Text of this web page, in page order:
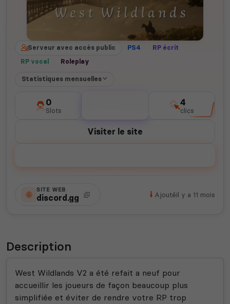
Serveur avec accès public PS4
RP écrit
RP vocal
Roleplay
Statistiques mensuelles
0
Slots
4
clics
Visiter le site
SITE WEB
discord.gg Ajoutéil y a 11 mois
Description
West Wildlands V2 a été refait a neuf pour
accueillir les joueurs de façon beaucoup plus
simplifiée et éviter de rendre votre RP trop